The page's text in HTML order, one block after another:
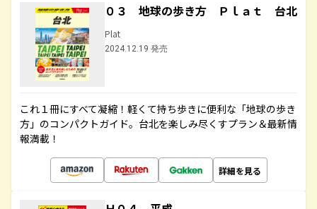
０３ 地球の歩き方 Ｐｌａｔ 台北
Plat
2024.12.19 発売
これ１冊にすべて凝縮！軽くて持ち歩きに便利な「地球の歩き
方」のコンパクトガイド。台北を楽しみ尽くすプラン＆最新情
報満載！
詳細を見る